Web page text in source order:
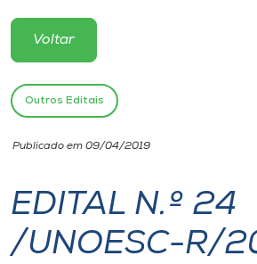
Atendimento ao Estudante
Portal de Ensino
Unoesc
Internacionalização
I.nova
Voltar
Outros Editais
Publicado em 09/04/2019
EDITAL N.º 24
/UNOESC-R/